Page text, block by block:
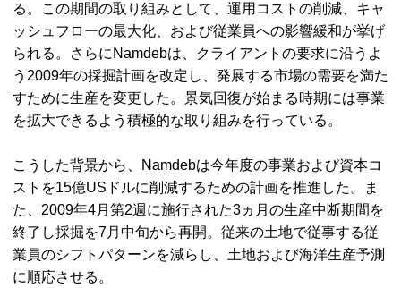
る。この期間の取り組みとして、運用コストの削減、キャ
ッシュフローの最大化、および従業員への影響緩和が挙げ
られる。さらにNamdebは、クライアントの要求に沿うよ
う2009年の採掘計画を改定し、発展する市場の需要を満た
すために生産を変更した。景気回復が始まる時期には事業
を拡大できるよう積極的な取り組みを行っている。
こうした背景から、Namdebは今年度の事業および資本コ
ストを15億USドルに削減するための計画を推進した。ま
た、2009年4月第2週に施行された3ヵ月の生産中断期間を
終了し採掘を7月中旬から再開。従来の土地で従事する従
業員のシフトパターンを減らし、土地および海洋生産予測
に順応させる。